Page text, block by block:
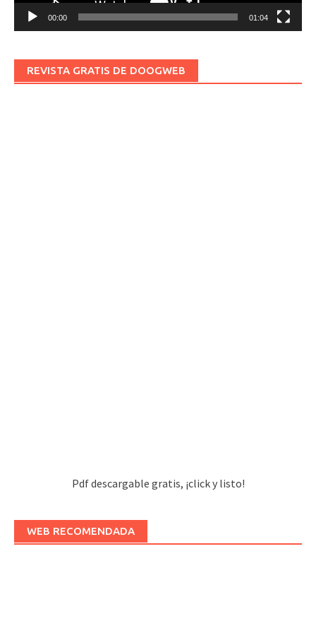
00:00 01:04
REVISTA GRATIS DE DOOGWEB
Pdf descargable gratis, ¡click y listo!
WEB RECOMENDADA